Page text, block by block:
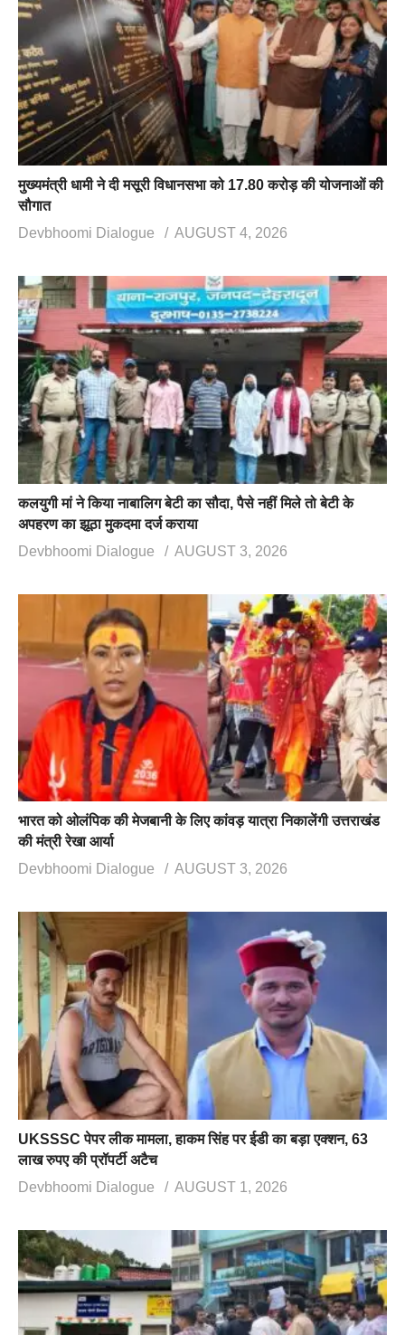
मुख्यमंत्री धामी ने दी मसूरी विधानसभा को 17.80 करोड़ की योजनाओं की
सौगात
Devbhoomi Dialogue
AUGUST 4, 2026
कलयुगी मां ने किया नाबालिग बेटी का सौदा, पैसे नहीं मिले तो बेटी के
अपहरण का झूठा मुकदमा दर्ज कराया
Devbhoomi Dialogue
AUGUST 3, 2026
भारत को ओलंपिक की मेजबानी के लिए कांवड़ यात्रा निकालेंगी उत्तराखंड
की मंत्री रेखा आर्या
Devbhoomi Dialogue
AUGUST 3, 2026
UKSSSC पेपर लीक मामला, हाकम सिंह पर ईडी का बड़ा एक्शन, 63
लाख रुपए की प्रॉपर्टी अटैच
Devbhoomi Dialogue
AUGUST 1, 2026